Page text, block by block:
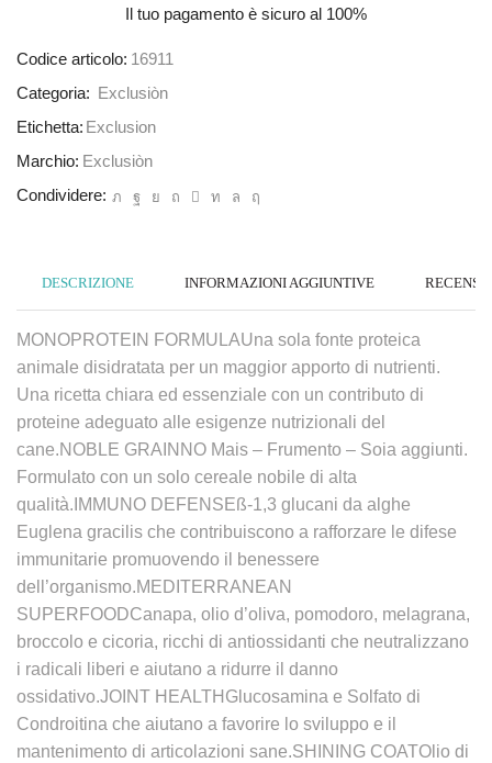
Il tuo pagamento è sicuro al 100%
Codice articolo: 16911
Categoria:
Exclusiòn
Etichetta: Exclusion
Marchio: Exclusiòn
Condividere:
DESCRIZIONE INFORMAZIONI AGGIUNTIVE
MONOPROTEIN FORMULAUna sola fonte proteica
animale disidratata per un maggior apporto di nutrienti.
Una ricetta chiara ed essenziale con un contributo di
proteine adeguato alle esigenze nutrizionali del
cane.NOBLE GRAINNO Mais – Frumento – Soia aggiunti.
Formulato con un solo cereale nobile di alta
qualità.IMMUNO DEFENSEß-1,3 glucani da alghe
Euglena gracilis che contribuiscono a rafforzare le difese
immunitarie promuovendo il benessere
dell’organismo.MEDITERRANEAN
SUPERFOODCanapa, olio d’oliva, pomodoro, melagrana,
broccolo e cicoria, ricchi di antiossidanti che neutralizzano
i radicali liberi e aiutano a ridurre il danno
ossidativo.JOINT HEALTHGlucosamina e Solfato di
Condroitina che aiutano a favorire lo sviluppo e il
mantenimento di articolazioni sane.SHINING COATOlio di